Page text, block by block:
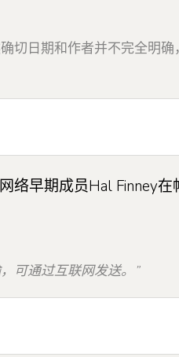
日期和作者并不完全明确
早期成员Hal Finney
可通过互联网发送。”